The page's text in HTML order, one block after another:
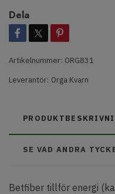
Dela
Artikelnummer: ORG831
Leverantör: Orga Kvarn
SE VAD ANDRA
Betfiber tillför energi